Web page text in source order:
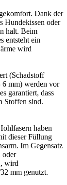
Dank der
Hundekissen oder
halt. Beim
entsteht ein
wird
(Schadstoff
6 mm) werden vor
garantiert, dass
Stoffen sind.
haben
dieser Füllung
Im Gegensatz
oder
wird
mm genutzt.